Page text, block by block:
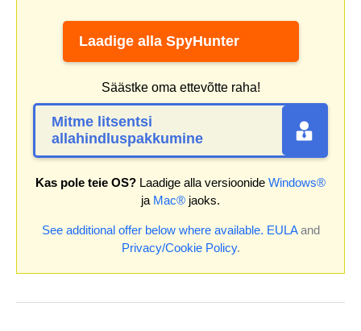
Laadige alla SpyHunter
Säästke oma ettevõtte raha!
Mitme litsentsi
allahindluspakkumine
Kas pole teie OS? Laadige alla versioonide Windows®
ja Mac® jaoks.
See additional offer below where available. EULAand
Privacy/Cookie Policy.